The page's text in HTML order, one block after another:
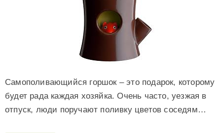
Самополивающийся горшок – это подарок, которому
будет рада каждая хозяйка. Очень часто, уезжая в
отпуск, люди поручают поливку цветов соседям…